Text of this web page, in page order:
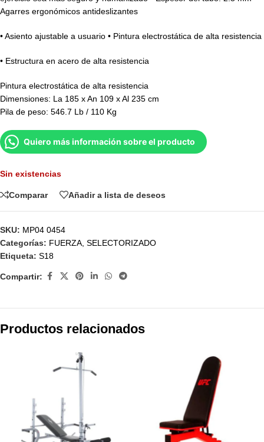
Agarres ergonómicos antideslizantes
• Asiento ajustable a usuario • Pintura electrostática de alta resistencia
• Estructura en acero de alta resistencia
Pintura electrostática de alta resistencia
Dimensiones: La 185 x An 109 x Al 235 cm
Pila de peso: 546.7 Lb / 110 Kg
Quiero más información sobre el producto
Sin existencias
Comparar Añadir a lista de deseos
SKU: MP04 0454
Categorías: FUERZA SELECTORIZADO
Etiqueta: S18
Compartir:
Productos relacionados